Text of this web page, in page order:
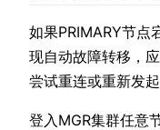
如果PRIMARY节
现自动故障转移，
尝试重连或重新发起
登入MGR集群任意